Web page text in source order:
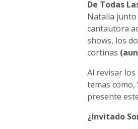
De Todas
Natalia junto
cantautora
shows, los
cortinas
Al revisar
temas como,
presente
¿Invitado